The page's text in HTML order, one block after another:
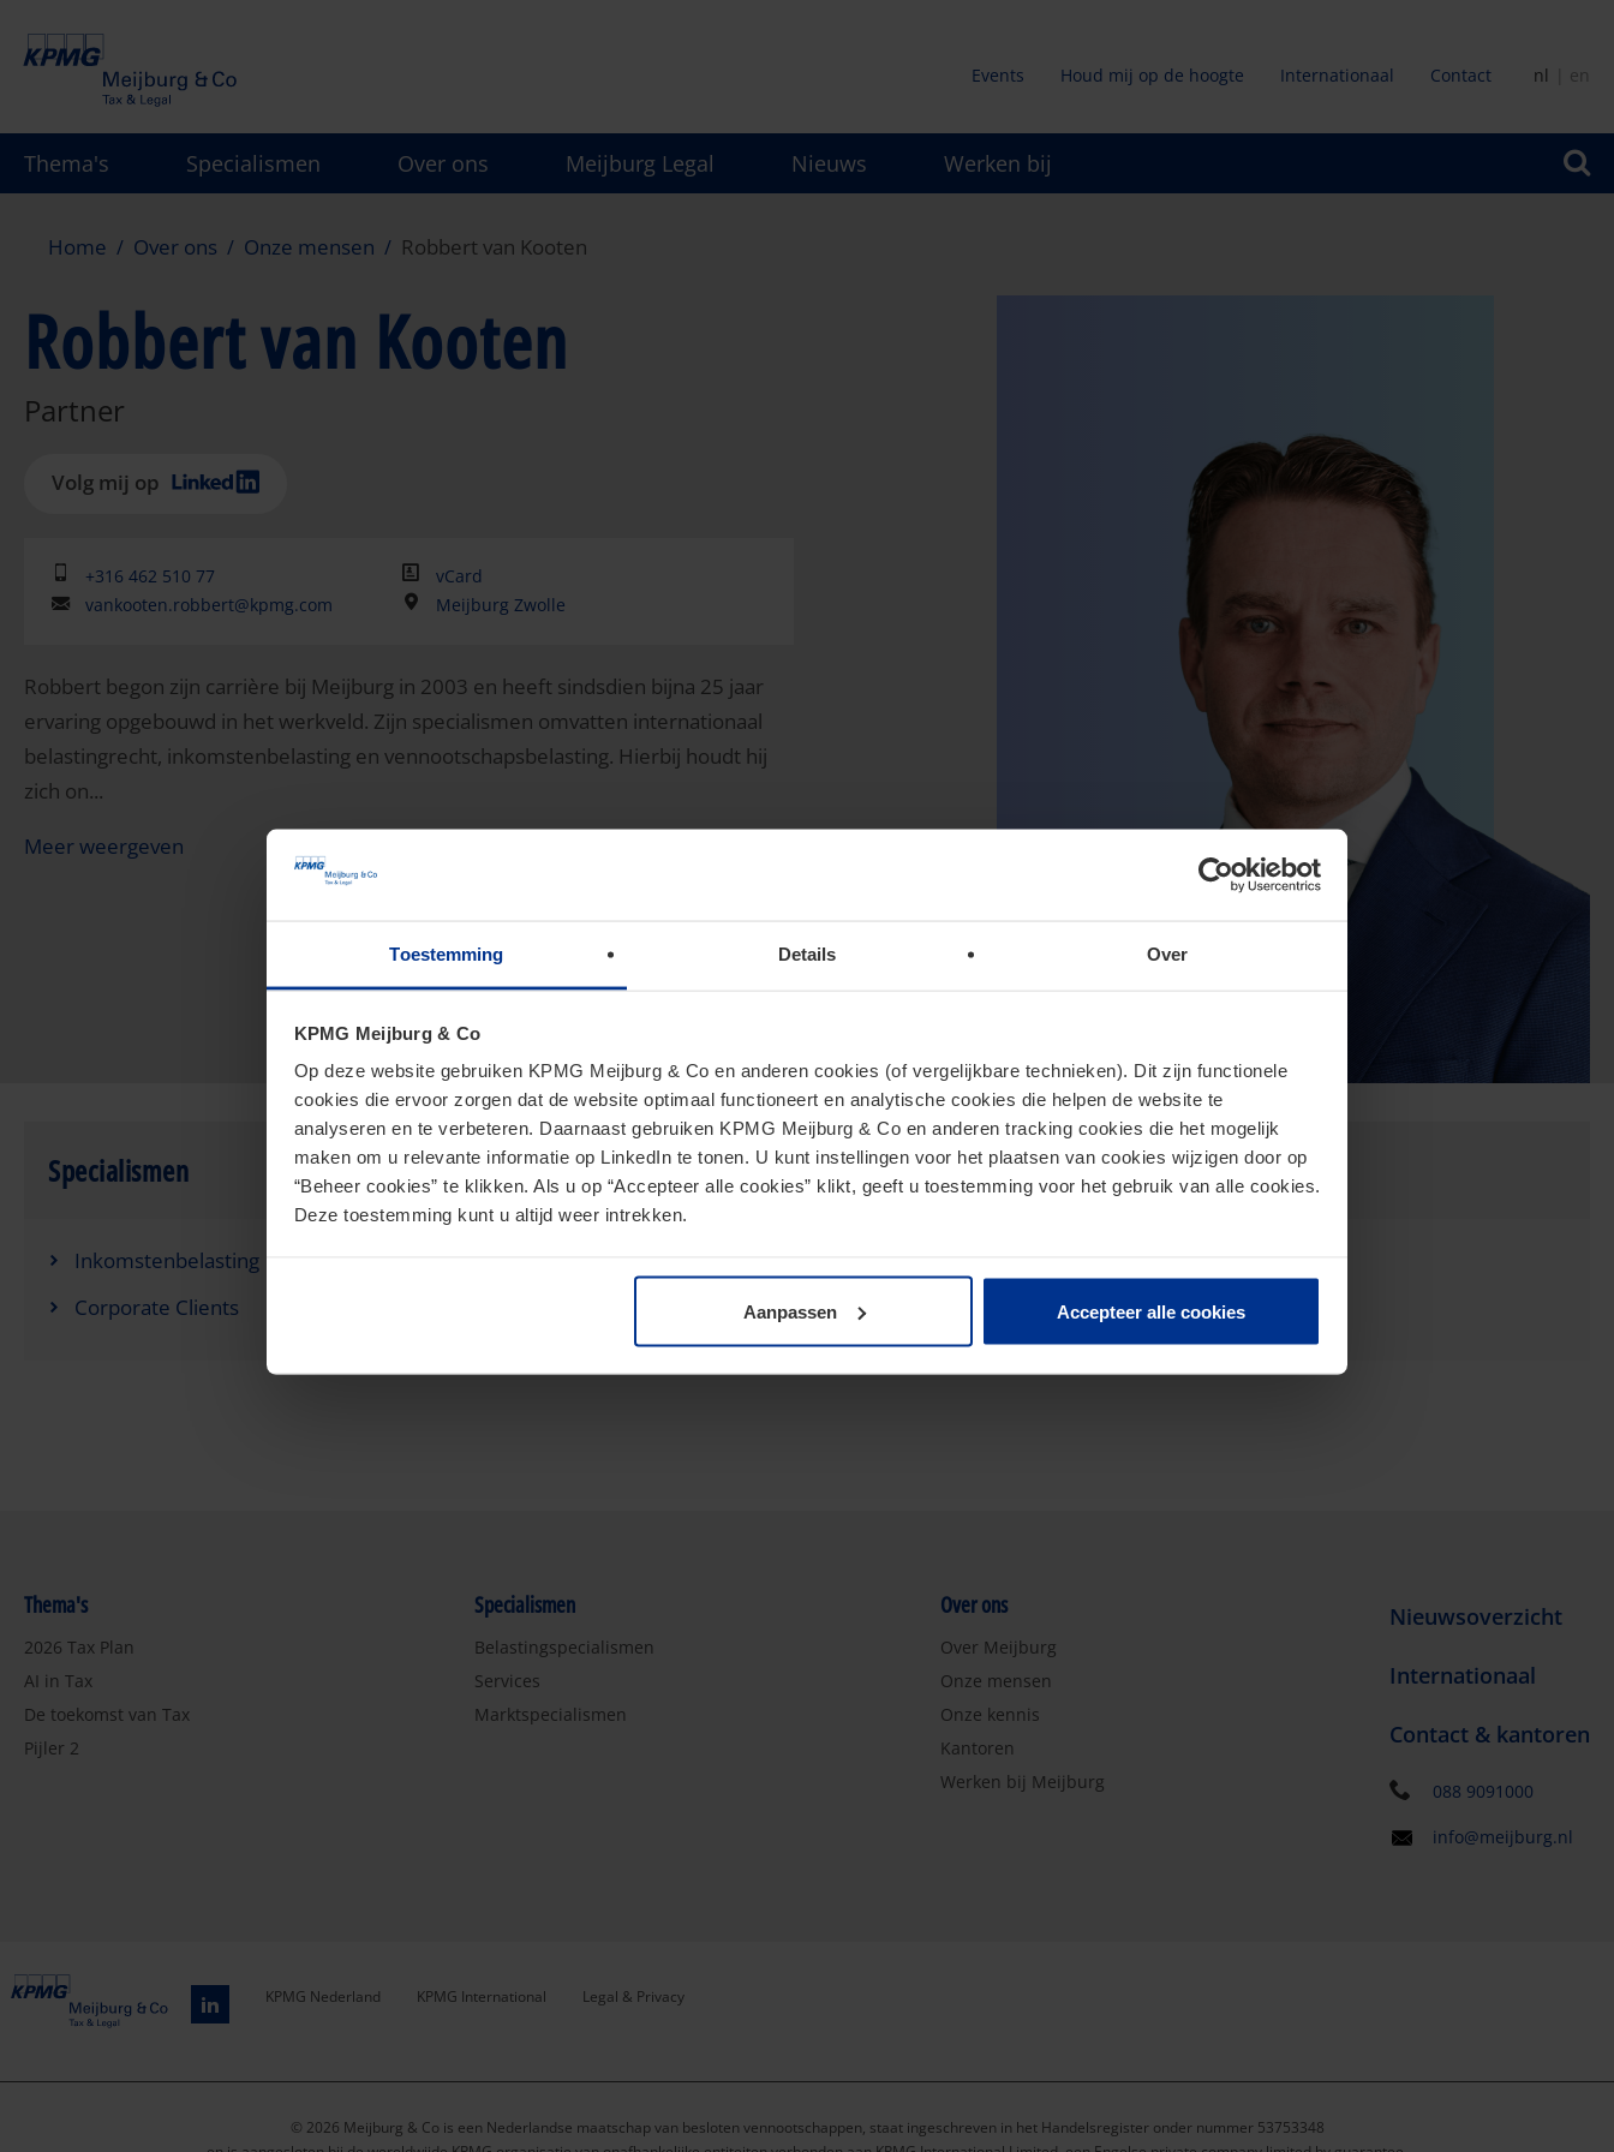
Toestemming Details Over
KPMG Meijburg & Co
Op deze website gebruiken KPMG Meijburg & Co en anderen cookies (of vergelijkbare technieken). Dit zijn functionele
cookies die ervoor zorgen dat de website optimaal functioneert en analytische cookies die helpen de website te
analyseren en te verbeteren. Daarnaast gebruiken KPMG Meijburg & Co en anderen tracking cookies die het mogelijk
maken om u relevante informatie op LinkedIn te tonen. U kunt instellingen voor het plaatsen van cookies wijzigen door op
“Beheer cookies” te klikken. Als u op “Accepteer alle cookies” klikt, geeft u toestemming voor het gebruik van alle cookies.
Deze toestemming kunt u altijd weer intrekken.
Aanpassen Accepteer alle cookies
gaan
Secundair
menu
Events Houd mij op de hoogte Internationaal Contact nl en
Thema's Specialismen Over ons Meijburg Legal Nieuws Werken bij
Home Over ons Onze mensen Robbert van Kooten
Robbert van Kooten
Partner
Volg mij op
+316 462 510 77
vCard
vankooten.robbert@kpmg.com
Meijburg Zwolle
Robbert begon zijn carrière bij Meijburg in 2003 en heeft sindsdien bijna 25 jaar
ervaring opgebouwd in het werkveld. Zijn specialismen omvatten internationaal
belastingrecht, inkomstenbelasting en vennootschapsbelasting. Hierbij houdt hij
zich on...
Meer weergeven
Specialismen
Inkomstenbelasting
Corporate Clients
Thema's
2026 Tax Plan
AI in Tax
De toekomst van Tax
Pijler 2
Specialismen
Belastingspecialismen
Services
Marktspecialismen
Over ons
Over Meijburg
Onze mensen
Onze kennis
Kantoren
Werken bij Meijburg
Nieuwsoverzicht
Internationaal
Contact & kantoren
088 9091000
info@meijburg.nl
menu
KPMG Nederland KPMG International Legal & Privacy
© 2026 Meijburg & Co is een Nederlandse maatschap van besloten vennootschappen, staat ingeschreven in het Handelsregister onder nummer 53753348